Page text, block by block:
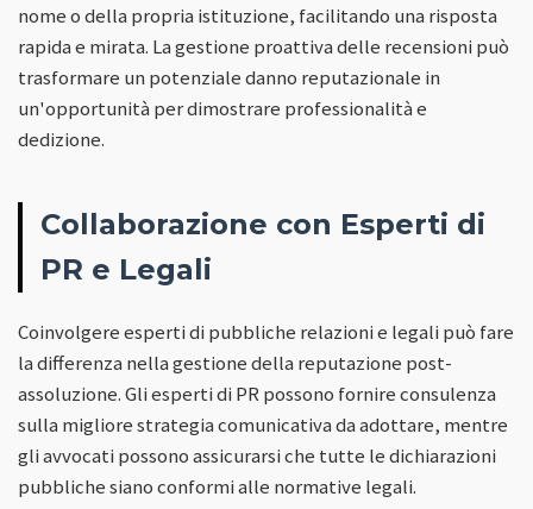
nome o della propria istituzione, facilitando una risposta
rapida e mirata. La gestione proattiva delle recensioni può
trasformare un potenziale danno reputazionale in
un'opportunità per dimostrare professionalità e
dedizione.
Collaborazione con Esperti di
PR e Legali
Coinvolgere esperti di pubbliche relazioni e legali può fare
la differenza nella gestione della reputazione post-
assoluzione. Gli esperti di PR possono fornire consulenza
sulla migliore strategia comunicativa da adottare, mentre
gli avvocati possono assicurarsi che tutte le dichiarazioni
pubbliche siano conformi alle normative legali.